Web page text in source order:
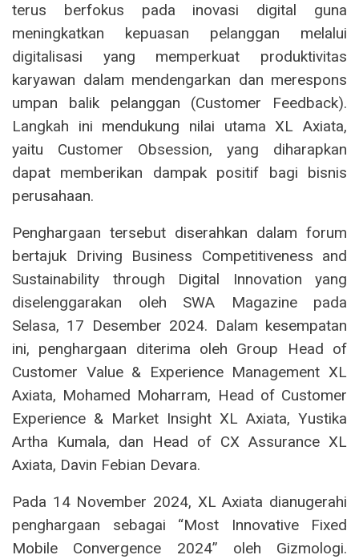
terus berfokus pada inovasi digital guna
meningkatkan kepuasan pelanggan melalui
digitalisasi yang memperkuat produktivitas
karyawan dalam mendengarkan dan merespons
umpan balik pelanggan (Customer Feedback).
Langkah ini mendukung nilai utama XL Axiata,
yaitu Customer Obsession, yang diharapkan
dapat memberikan dampak positif bagi bisnis
perusahaan.
Penghargaan tersebut diserahkan dalam forum
bertajuk Driving Business Competitiveness and
Sustainability through Digital Innovation yang
diselenggarakan oleh SWA Magazine pada
Selasa, 17 Desember 2024. Dalam kesempatan
ini, penghargaan diterima oleh Group Head of
Customer Value & Experience Management XL
Axiata, Mohamed Moharram, Head of Customer
Experience & Market Insight XL Axiata, Yustika
Artha Kumala, dan Head of CX Assurance XL
Axiata, Davin Febian Devara.
Pada 14 November 2024, XL Axiata dianugerahi
penghargaan sebagai “Most Innovative Fixed
Mobile Convergence 2024” oleh Gizmologi.